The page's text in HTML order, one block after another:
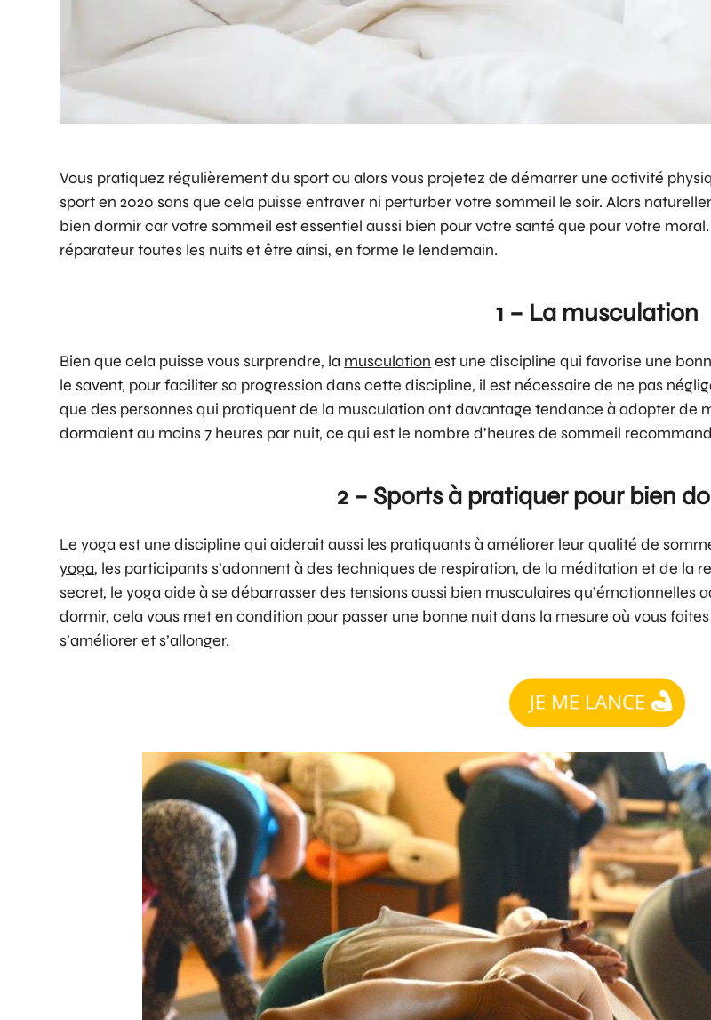
Vous pratiquez régulièrement du sport ou alors vous projetez de démarrer une activité
sport en 2020 sans que cela puisse entraver ni perturber votre sommeil le soir. Alors
bien dormir car votre sommeil est essentiel aussi bien pour votre santé que pour votre
réparateur toutes les nuits et être ainsi, en forme le lendemain.
1 – La musculation
Bien que cela puisse vous surprendre, la musculation est une discipline qui favorise une
le savent, pour faciliter sa progression dans cette discipline, il est nécessaire de ne pas
que des personnes qui pratiquent de la musculation ont davantage tendance à adopter de
dormaient au moins 7 heures par nuit, ce qui est le nombre d’heures de sommeil
2 – Sports à pratiquer pour bien
Le yoga est une discipline qui aiderait aussi les pratiquants à améliorer leur qualité de
yoga, les participants s’adonnent à des techniques de respiration, de la méditation et de la
secret, le yoga aide à se débarrasser des tensions aussi bien musculaires
dormir, cela vous met en condition pour passer une bonne nuit dans la mesure où vous
s’améliorer et s’allonger.